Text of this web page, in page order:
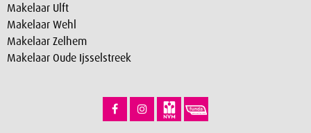
Makelaar Ulft
Makelaar Wehl
Makelaar Zelhem
Makelaar Oude Ijsselstreek